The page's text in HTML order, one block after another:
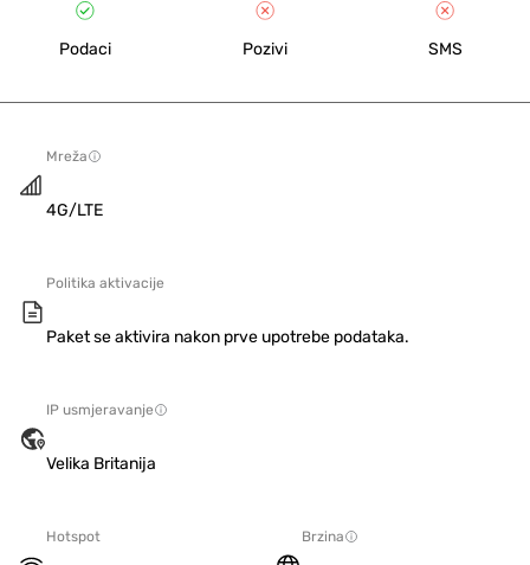
Podaci Pozivi SMS
Mreža
4G/LTE
Politika aktivacije
Paket se aktivira nakon prve upotrebe podataka.
IP usmjeravanje
Velika Britanija
Hotspot Brzina